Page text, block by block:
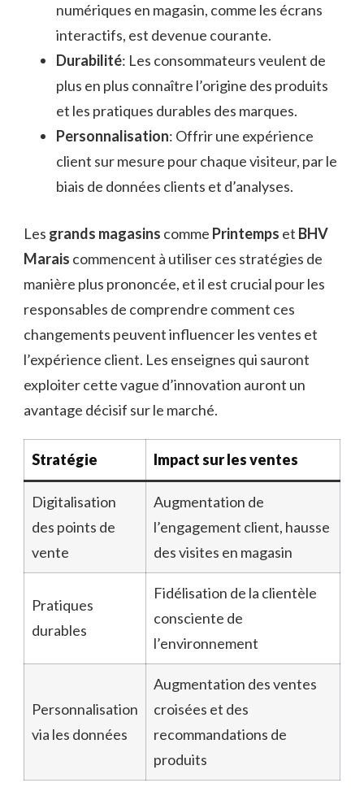
numériques en magasin, comme les écrans
interactifs, est devenue courante.
Durabilité: Les consommateurs veulent de
plus en plus connaître l’origine des produits
et les pratiques durables des marques.
Personnalisation: Offrir une expérience
client sur mesure pour chaque visiteur, par le
biais de données clients et d’analyses.
Les grands magasins comme Printemps et BHV
Marais commencent à utiliser ces stratégies de
manière plus prononcée, et il est crucial pour les
responsables de comprendre comment ces
changements peuvent influencer les ventes et
l’expérience client. Les enseignes qui sauront
exploiter cette vague d’innovation auront un
avantage décisif sur le marché.
Stratégie Impact sur les ventes
Digitalisation
des points de
vente
Augmentation de
l’engagement client, hausse
des visites en magasin
Pratiques
durables
Fidélisation de la clientèle
consciente de
l’environnement
Personnalisation
via les données
Augmentation des ventes
croisées et des
recommandations de
produits